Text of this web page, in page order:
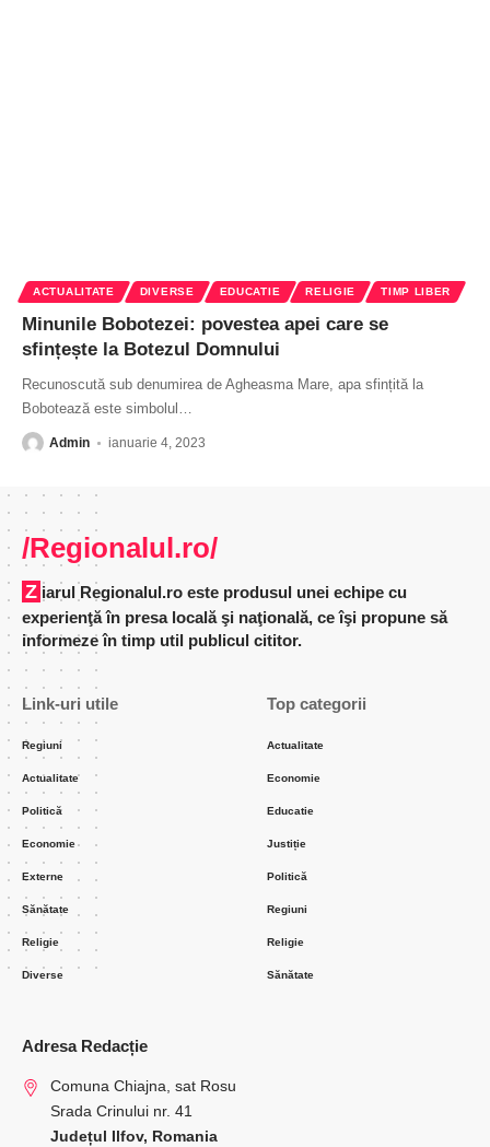
ACTUALITATE DIVERSE EDUCATIE RELIGIE TIMP LIBER
Minunile Bobotezei: povestea apei care se
sfințește la Botezul Domnului
Recunoscută sub denumirea de Agheasma Mare, apa sfințită la
Bobotează este simbolul …
Admin ianuarie 4, 2023
/Regionalul.ro/
Ziarul Regionalul.ro este produsul unei echipe cu
experienţă în presa locală şi naţională, ce îşi propune să
informeze în timp util publicul cititor.
Link-uri utile
Regiuni
Actualitate
Politică
Economie
Externe
Sănătate
Religie
Diverse
Top categorii
Actualitate
Economie
Educatie
Justiție
Politică
Regiuni
Religie
Sănătate
Adresa Redacție
Comuna Chiajna, sat Rosu
Srada Crinului nr. 41
Județul Ilfov, Romania